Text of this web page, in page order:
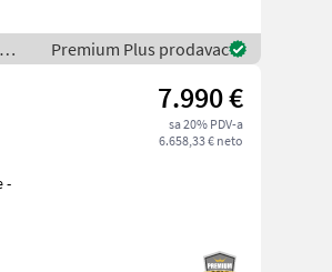
Premium Plus prodavac
7.990 €
sa 20% PDV-a
6.658,33 € neto